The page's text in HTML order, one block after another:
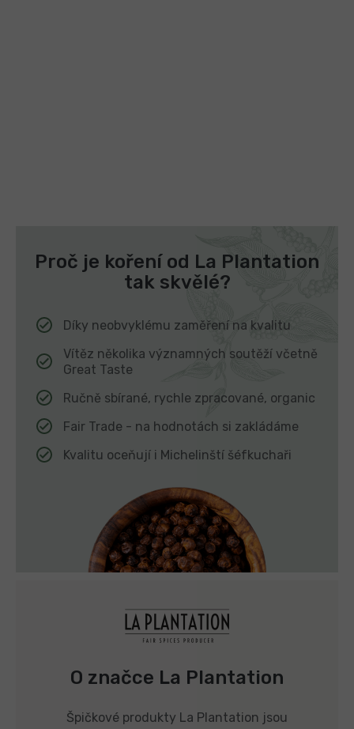
Proč je koření od La Plantation
tak skvělé?
Díky neobvyklému zaměření na kvalitu
Vítěz několika významných soutěží včetně
Great Taste
Ručně sbírané, rychle zpracované, organic
Fair Trade - na hodnotách si zakládáme
Kvalitu oceňují i Michelinští šéfkuchaři
O značce La Plantation
Špičkové produkty La Plantation jsou